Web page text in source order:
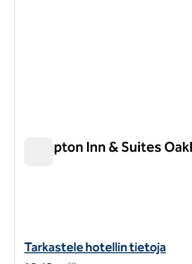
Hampton Inn & Suites
Katso hotellitiedot kohteesta
Tarkastele hotellin tietoja